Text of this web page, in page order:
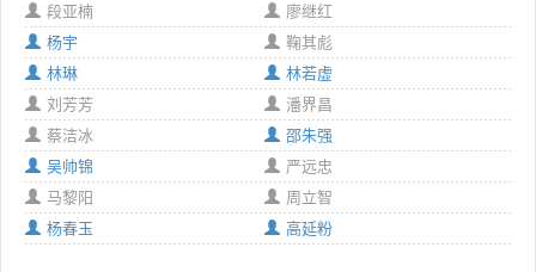
段亚楠
廖继红
杨宇
鞠其彪
林琳
林若虚
刘芳芳
潘界昌
蔡洁冰
邵朱强
吴帅锦
严远忠
马黎阳
周立智
杨春玉
高延粉